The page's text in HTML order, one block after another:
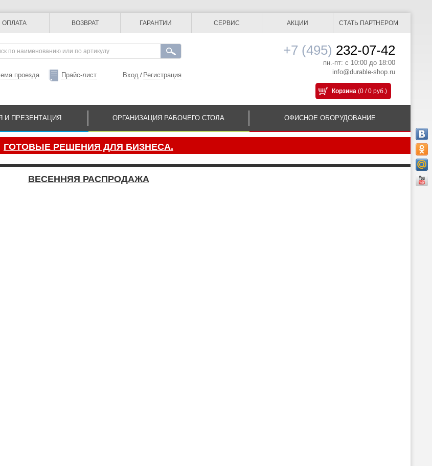
ОПЛАТА ВОЗВРАТ ГАРАНТИИ СЕРВИС АКЦИИ СТАТЬ ПАРТНЕРОМ
проезда Прайс-лист Вход / Регистрация
+7 (495) 232-07-42
пн.-пт: с 10:00 до 18:00
info@durable-shop.ru
Корзина (0 / 0 руб.)
И ПРЕЗЕНТАЦИЯ ОРГАНИЗАЦИЯ РАБОЧЕГО СТОЛА ОФИСНОЕ ОБОРУДОВАНИЕ
ГОТОВЫЕ РЕШЕНИЯ ДЛЯ БИЗНЕСА.
ВЕСЕННЯЯ РАСПРОДАЖА